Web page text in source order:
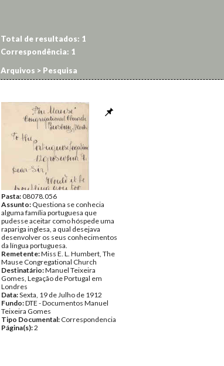
Arquivos > Pesquisa
Total de resultados: 1
Correspondência: 1
Pasta:08078.056
Assunto: Questiona se conhecia
alguma família portuguesa que
pudesse aceitar como hóspede uma
rapariga inglesa, a qual desejava
desenvolver os seus conhecimentos
da língua portuguesa.
Remetente:Miss E. L. Humbert, The
Mause Congregational Church
Destinatário:Manuel Teixeira
Gomes, Legação de Portugal em
Londres
Data:Sexta, 19 de Julho de 1912
Fundo:DTE - Documentos Manuel
Teixeira Gomes
Tipo Documental: Correspondencia
Página(s):2